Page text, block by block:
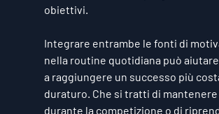
obiettivi.
Integrare entrambe le fonti di
nella routine quotidiana può
a raggiungere un successo più
duraturo. Che si tratti di
durante la competizione o di